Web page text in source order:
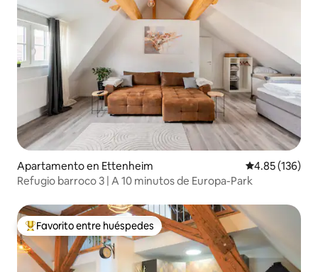
Apartamento en Ettenheim Calificación
4.85 (136)
Refugio barroco 3 | A 10 minutos de Europa-Park
Favorito entre huéspedes preferido
Favorito entre huéspedes